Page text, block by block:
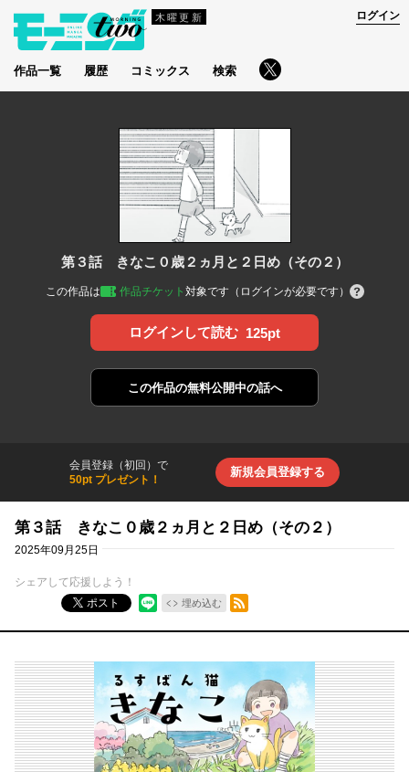
木曜更新
作品一覧 履歴 コミックス 検索
ログイン
第３話 きなこ０歳２ヵ月と２日め（その２）
この作品は 作品チケット 対象です（ログインが必要です）
ログインして読む 125pt
この作品の無料公開中の話へ
会員登録（初回）で
50pt プレゼント！
新規会員登録する
第３話 きなこ０歳２ヵ月と２日め（その２）
2025年09月25日
シェアして応援しよう！
ポスト
埋め込む
RSSフィード